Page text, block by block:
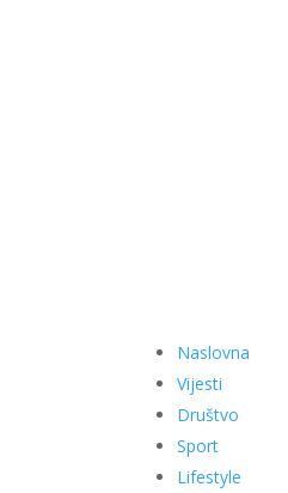
Naslovna
Vijesti
Društvo
Sport
Lifestyle